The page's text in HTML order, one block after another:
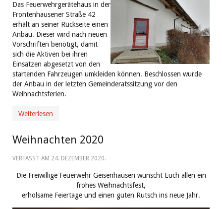
Das Feuerwehrgerätehaus in der
Frontenhausener Straße 42
erhält an seiner Rückseite einen
Anbau. Dieser wird nach neuen
Vorschriften benötigt, damit
sich die Aktiven bei ihren
Einsätzen abgesetzt von den
startenden Fahrzeugen umkleiden können. Beschlossen wurde
der Anbau in der letzten Gemeinderatssitzung vor den
Weihnachtsferien.
Weiterlesen
Weihnachten 2020
VERFASST AM 24. DEZEMBER 2020.
Die Freiwillige Feuerwehr Geisenhausen wünscht Euch allen ein
frohes Weihnachtsfest,
erholsame Feiertage und einen guten Rutsch ins neue Jahr.